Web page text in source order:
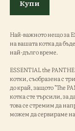
Купи
Най-важното нещо за
на вашата котка да
най-дълго време.
ESSENTIAL the
котки, съобразена с
до край, защото "The
котка сте търсили, за
това се стремим да
можем да сервираме